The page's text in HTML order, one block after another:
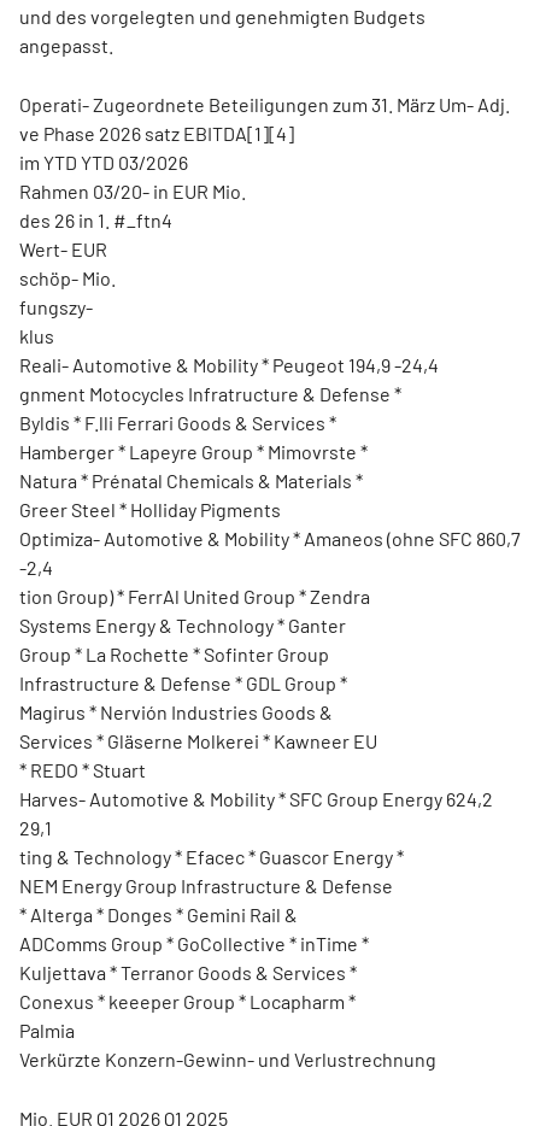
und des vorgelegten und genehmigten Budgets
angepasst.
Operati- Zugeordnete Beteiligungen zum 31. März Um- Adj.
ve Phase 2026 satz EBITDA[1][4]
im YTD YTD 03/2026
Rahmen 03/20- in EUR Mio.
des 26 in 1. #_ftn4
Wert- EUR
schöp- Mio.
fungszy-
klus
Reali- Automotive & Mobility * Peugeot 194,9 -24,4
gnment Motocycles Infratructure & Defense *
Byldis * F.lli Ferrari Goods & Services *
Hamberger * Lapeyre Group * Mimovrste *
Natura * Prénatal Chemicals & Materials *
Greer Steel * Holliday Pigments
Optimiza- Automotive & Mobility * Amaneos (ohne SFC 860,7
-2,4
tion Group) * FerrAl United Group * Zendra
Systems Energy & Technology * Ganter
Group * La Rochette * Sofinter Group
Infrastructure & Defense * GDL Group *
Magirus * Nervión Industries Goods &
Services * Gläserne Molkerei * Kawneer EU
* REDO * Stuart
Harves- Automotive & Mobility * SFC Group Energy 624,2
29,1
ting & Technology * Efacec * Guascor Energy *
NEM Energy Group Infrastructure & Defense
* Alterga * Donges * Gemini Rail &
ADComms Group * GoCollective * inTime *
Kuljettava * Terranor Goods & Services *
Conexus * keeeper Group * Locapharm *
Palmia
Verkürzte Konzern-Gewinn- und Verlustrechnung
Mio. EUR Q1 2026 Q1 2025